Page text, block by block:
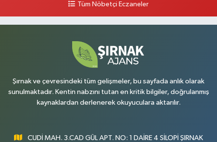
Tüm Nöbetçi Eczaneler
Şırnak ve çevresindeki tüm gelişmeler, bu sayfada anlık olarak
sunulmaktadır. Kentin nabzını tutan en kritik bilgiler, doğrulanmış
kaynaklardan derlenerek okuyuculara aktarılır.
CUDİ MAH. 3.CAD GÜL APT. NO: 1 DAİRE 4 SİLOPİ ŞIRNAK